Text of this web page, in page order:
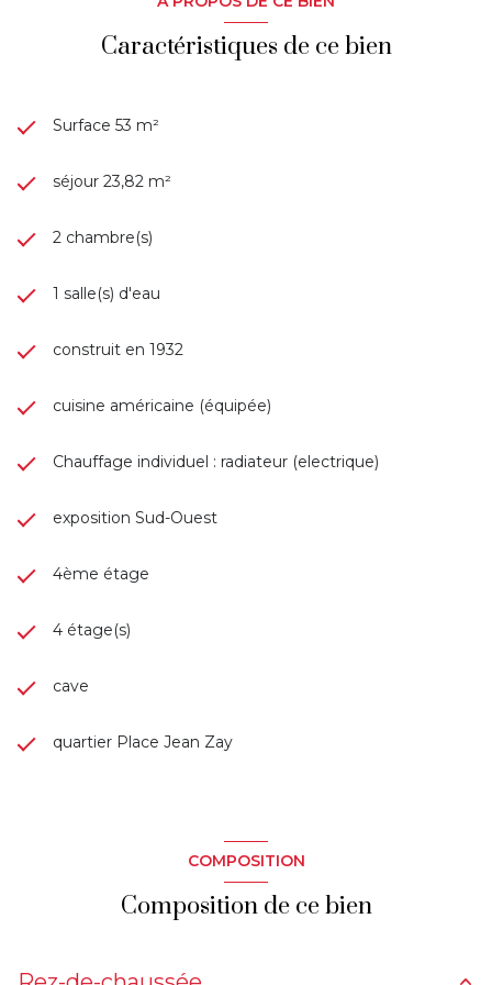
Taxes Foncières : 708€
DPE réalisé le 27 novembre 2022. Consommation G : 540
moyens des énergies indexés au 1er janvier 2021
(abonnement compris).
Caractéristiques de ce bien
Surface 53 m²
séjour 23,82 m²
2 chambre(s)
1 salle(s) d'eau
construit en 1932
cuisine américaine (équipée)
Chauffage individuel : radiateur (electrique)
exposition Sud-Ouest
4ème étage
4 étage(s)
cave
quartier Place Jean Zay
COMPOSITION
Composition de ce bien